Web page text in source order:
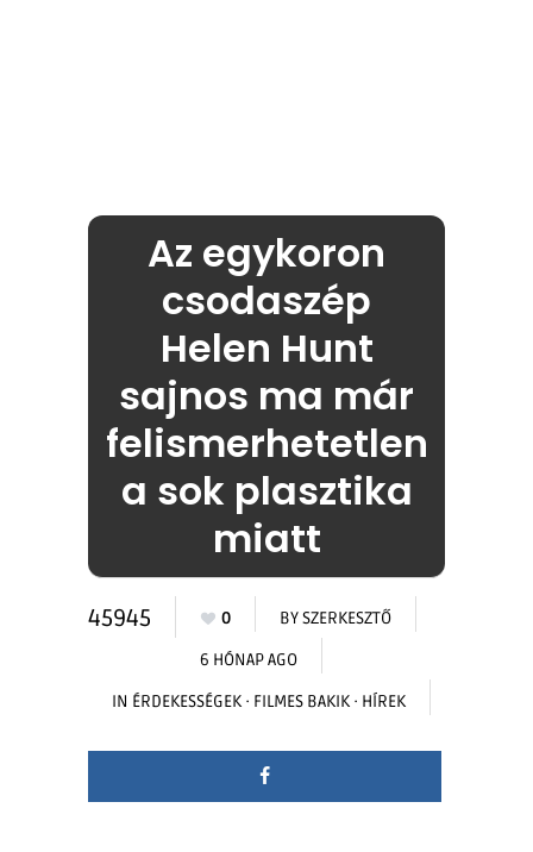
Az egykoron
csodaszép
Helen Hunt
sajnos ma már
felismerhetetlen
a sok plasztika
miatt
45945 0 BYSZERKESZTŐ
6 HÓNAP AGO
IN ÉRDEKESSÉGEK · FILMES BAKIK · HÍREK